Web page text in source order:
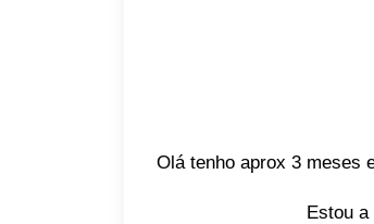
Olá tenho aprox 3 meses
Estou